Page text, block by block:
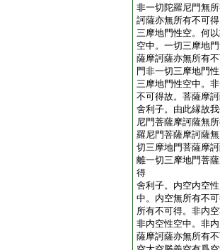
非一切陀羅尼門無
訶薩亦無所有不可
三摩地門性空。何
空中。一切三摩地
薩摩訶薩亦無所有
門非一切三摩地門
三摩地門性空中。
不可得故。菩薩摩
舍利子。由此縁故
尼門菩薩摩訶薩無
羅尼門菩薩摩訶薩
切三摩地門菩薩摩
離一切三摩地門菩
得
舍利子。内空内空
中。内空無所有不
所有不可得。非内
非内空性空中。非
薩摩訶薩亦無所有